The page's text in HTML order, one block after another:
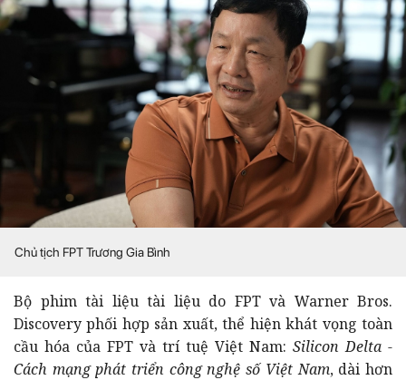
Chủ tịch FPT Trương Gia Bình
Bộ phim tài liệu tài liệu do FPT và Warner Bros.
Discovery phối hợp sản xuất, thể hiện khát vọng toàn
cầu hóa của FPT và trí tuệ Việt Nam: Silicon Delta -
Cách mạng phát triển công nghệ số Việt Nam, dài hơn